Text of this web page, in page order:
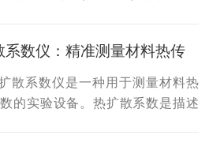
师了解不同材料在高温下的热膨
，从而为材料的选择、设计和应用
数据。
系数仪：精准测量材料热传
散系数仪是一种用于测量材料热
的实验设备。热扩散系数是描述